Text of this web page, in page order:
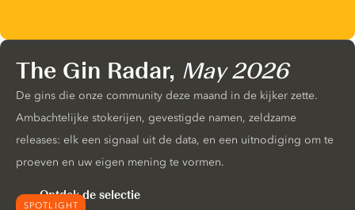
SPOTLIGHT
The Gin Radar, May 2026
De gins die onze community deze maand in de kijker zette.
Ambachtelijke stokerijen, gevestigde namen, zeldzame
releases: elk een signaal uit de data, en een uitnodiging om te
proeven en uw eigen mening te vormen.
Ontdek de selectie